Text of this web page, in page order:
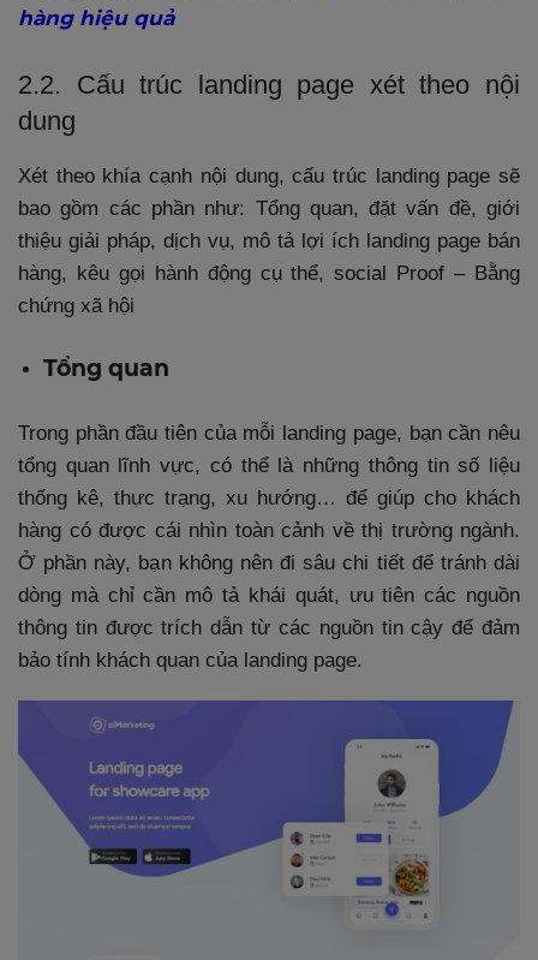
hàng hiệu quả
2.2. Cấu trúc landing page xét theo nội
dung
Xét theo khía cạnh nội dung, cấu trúc landing page sẽ
bao gồm các phần như: Tổng quan, đặt vấn đề, giới
thiệu giải pháp, dịch vụ, mô tả lợi ích landing page bán
hàng, kêu gọi hành động cụ thể, social Proof – Bằng
chứng xã hội
Tổng quan
Trong phần đầu tiên của mỗi landing page, bạn cần nêu
tổng quan lĩnh vực, có thể là những thông tin số liệu
thống kê, thực trạng, xu hướng… để giúp cho khách
hàng có được cái nhìn toàn cảnh về thị trường ngành.
Ở phần này, bạn không nên đi sâu chi tiết để tránh dài
dòng mà chỉ cần mô tả khái quát, ưu tiên các nguồn
thông tin được trích dẫn từ các nguồn tin cậy để đảm
bảo tính khách quan của landing page.